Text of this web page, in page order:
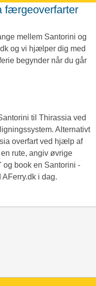
mellem Santorini og
og vi hjælper dig med
begynder når du går
til Thirassia ved
Alternativt
overfart ved hjælp af
rute, angiv øvrige
book en Santorini -
i dag.